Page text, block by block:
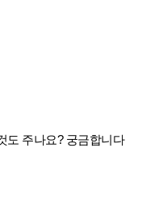
도 주나요? 궁금합니다